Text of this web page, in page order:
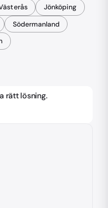
Jönköping
Södermanland
rätt lösning.